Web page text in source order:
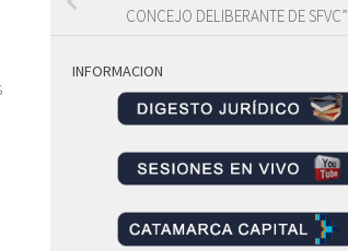
CONCEJO DELIBERANTE DE SFVC”
INFORMACION